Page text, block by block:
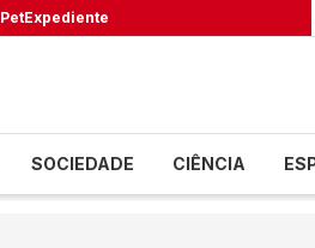
PetExpediente
SOCIEDADE CIÊNCIA